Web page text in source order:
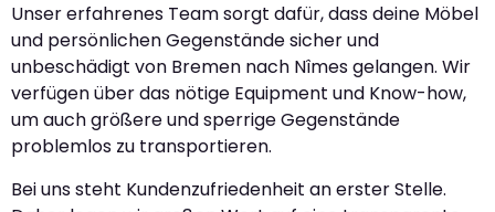
Unser erfahrenes Team sorgt dafür, dass deine Möbel
und persönlichen Gegenstände sicher und
unbeschädigt von Bremen nach Nîmes gelangen. Wir
verfügen über das nötige Equipment und Know-how,
um auch größere und sperrige Gegenstände
problemlos zu transportieren.
Bei uns steht Kundenzufriedenheit an erster Stelle.